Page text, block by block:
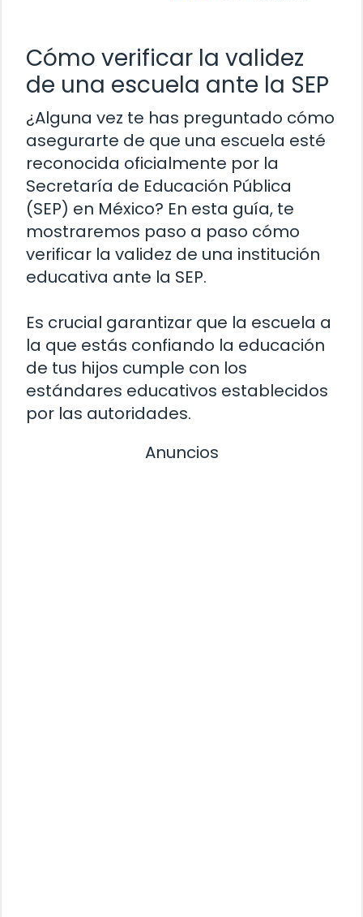
Cómo verificar la validez
de una escuela ante la SEP
¿Alguna vez te has preguntado cómo
asegurarte de que una escuela esté
reconocida oficialmente por la
Secretaría de Educación Pública
(SEP) en México? En esta guía, te
mostraremos paso a paso cómo
verificar la validez de una institución
educativa ante la SEP.
Es crucial garantizar que la escuela a
la que estás confiando la educación
de tus hijos cumple con los
estándares educativos establecidos
por las autoridades.
Anuncios